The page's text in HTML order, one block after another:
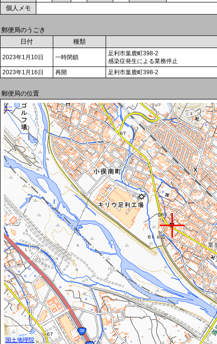
個人メモ
郵便局のうごき
日付
種類
2023年1月10日 一時閉鎖
足利市葉鹿町398-2
感染症発生による業務停止
2023年1月16日
再開 足利市葉鹿町398-2
郵便局の位置